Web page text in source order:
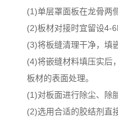
(1)单层罩面板在龙骨两
(2)板材对接时宜留设4-
(3)将板缝清理干净，填
(4)将嵌缝材料填压实后
板材的表面处理。
(1)对板面进行除尘、除
(2)选用合适的胶结剂直